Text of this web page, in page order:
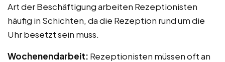
Art der Beschäftigung arbeiten Rezeptionisten
häufig in Schichten, da die Rezeption rund um die
Uhr besetzt sein muss.
Wochenendarbeit: Rezeptionisten müssen oft an